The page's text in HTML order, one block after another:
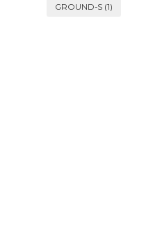
GROUND-S (1)